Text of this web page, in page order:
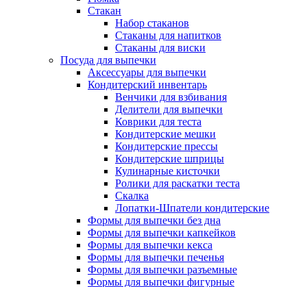
Стакан
Набор стаканов
Стаканы для напитков
Стаканы для виски
Посуда для выпечки
Аксессуары для выпечки
Кондитерский инвентарь
Венчики для взбивания
Делители для выпечки
Коврики для теста
Кондитерские мешки
Кондитерские прессы
Кондитерские шприцы
Кулинарные кисточки
Ролики для раскатки теста
Скалка
Лопатки-Шпатели кондитерские
Формы для выпечки без дна
Формы для выпечки капкейков
Формы для выпечки кекса
Формы для выпечки печенья
Формы для выпечки разъемные
Формы для выпечки фигурные